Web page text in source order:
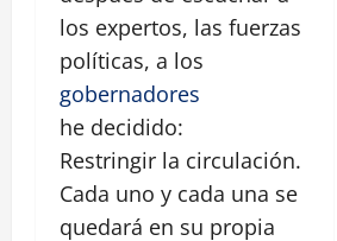
los expertos, las fuerzas
políticas, a los
gobernadores
he decidido:
Restringir la circulación.
Cada uno y cada una se
quedará en su propia